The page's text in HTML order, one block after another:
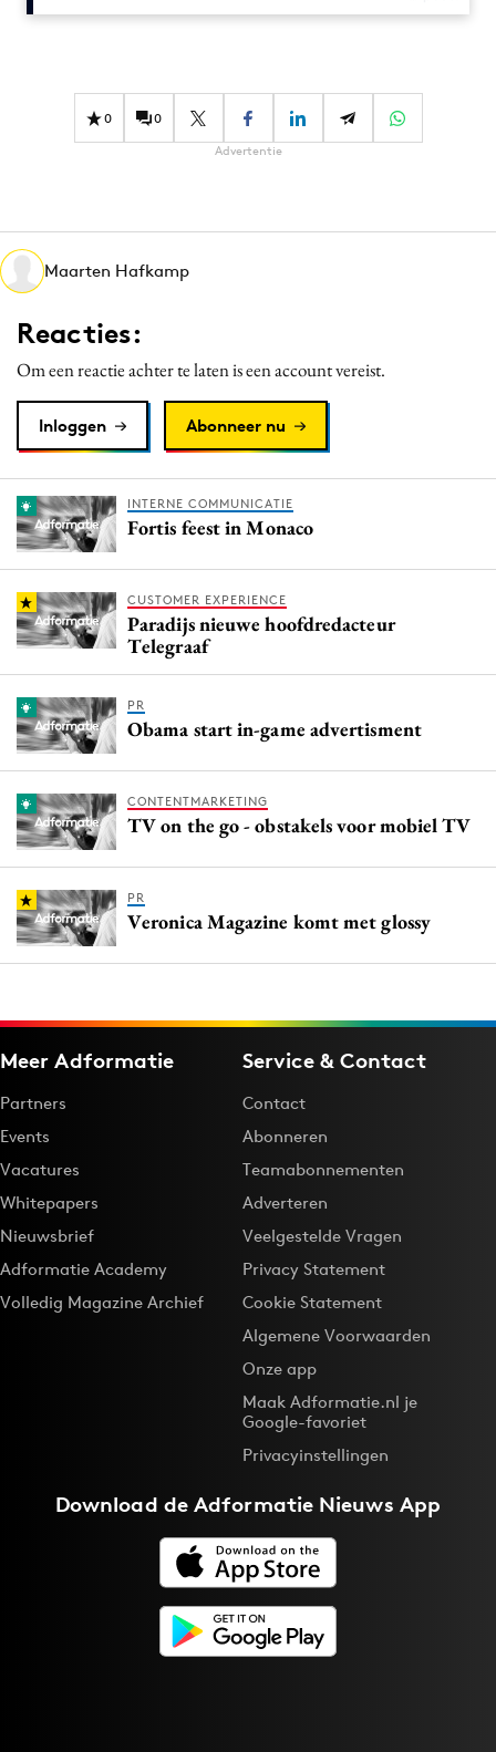
Design
Diversiteit
Effectiviteit
Martech
Media
Merkstrategie
Purpose Marketing
Reputatie & crisis
0 0
Advertentie
Maarten Hafkamp
Reacties:
Om een reactie achter te laten is een account vereist.
Inloggen Abonneer nu
INTERNE COMMUNICATIE
Fortis feest in Monaco
CUSTOMER EXPERIENCE
Paradijs nieuwe hoofdredacteur
Telegraaf
PR
Obama start in-game advertisment
CONTENTMARKETING
TV on the go - obstakels voor mobiel TV
PR
Veronica Magazine komt met glossy
Meer Adformatie
Partners
Events
Vacatures
Whitepapers
Nieuwsbrief
Adformatie Academy
Volledig Magazine Archief
Service & Contact
Contact
Abonneren
Teamabonnementen
Adverteren
Veelgestelde Vragen
Privacy Statement
Cookie Statement
Algemene Voorwaarden
Onze app
Maak Adformatie.nl je
Google-favoriet
Privacyinstellingen
Download deAdformatie Nieuws App